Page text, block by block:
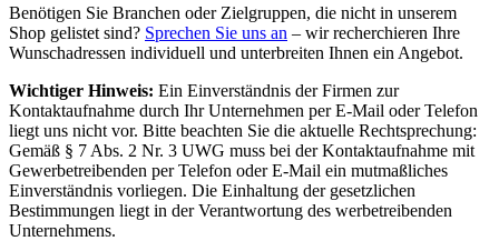
Benötigen Sie Branchen oder Zielgruppen, die nicht in unserem
Shop gelistet sind? Sprechen Sie uns an – wir recherchieren Ihre
Wunschadressen individuell und unterbreiten Ihnen ein Angebot.
Wichtiger Hinweis: Ein Einverständnis der Firmen zur
Kontaktaufnahme durch Ihr Unternehmen per E-Mail oder Telefon
liegt uns nicht vor. Bitte beachten Sie die aktuelle Rechtsprechung:
Gemäß § 7 Abs. 2 Nr. 3 UWG muss bei der Kontaktaufnahme mit
Gewerbetreibenden per Telefon oder E-Mail ein mutmaßliches
Einverständnis vorliegen. Die Einhaltung der gesetzlichen
Bestimmungen liegt in der Verantwortung des werbetreibenden
Unternehmens.